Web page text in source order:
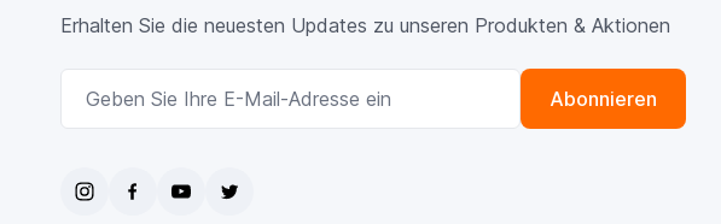
Erhalten Sie die neuesten Updates zu unseren Produkten & Aktionen
Abonnieren